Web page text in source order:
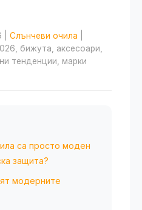
Слънчеви очила
бижута, аксесоари,
тенденции, марки
са просто моден
защита?
модерните